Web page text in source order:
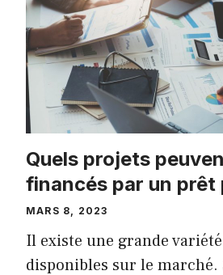
Quels projets
financés par un prêt
MARS 8, 2023
Il existe une grande
disponibles sur le marché.